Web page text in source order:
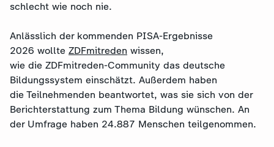
schlecht wie noch nie.
Anlässlich der kommenden PISA-Ergebnisse
2026 wollte ZDFmitreden wissen,
wie die ZDFmitreden-Community das deutsche
Bildungssystem einschätzt. Außerdem haben
die Teilnehmenden beantwortet, was sie sich von der
Berichterstattung zum Thema Bildung wünschen. An
der Umfrage haben 24.887 Menschen teilgenommen.